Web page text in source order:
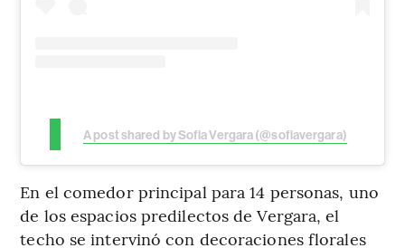
A post shared by Sofia Vergara (@sofiavergara)
En el comedor principal para 14 personas, uno
de los espacios predilectos de Vergara, el
techo se intervinó con decoraciones florales